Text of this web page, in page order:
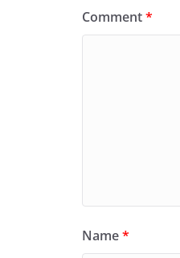
Comment*
Name*